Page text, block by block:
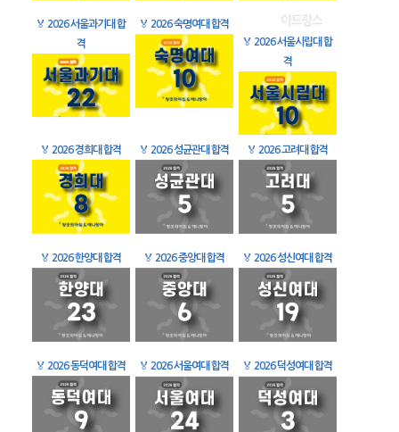
🏅 2026 서울과기대 합
격
🏅 2026 숙명여대 합격
🏅 2026 서울시립대 합
격
🏅 2026 경희대 합격 🏅 2026 성균관대 합격 🏅 2026 고려대 합격
🏅 2026 한양대 합격 🏅 2026 중앙대 합격 🏅 2026 성신여대 합격
🏅 2026 동덕여대 합격 🏅 2026 서울여대 합격 🏅 2026 덕성여대 합격